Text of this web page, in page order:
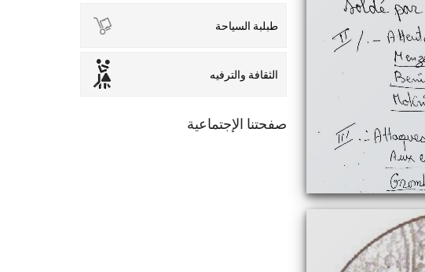
طبلبة السياحة
الثقافة والترفيه
صفحتنا الإجتماعية